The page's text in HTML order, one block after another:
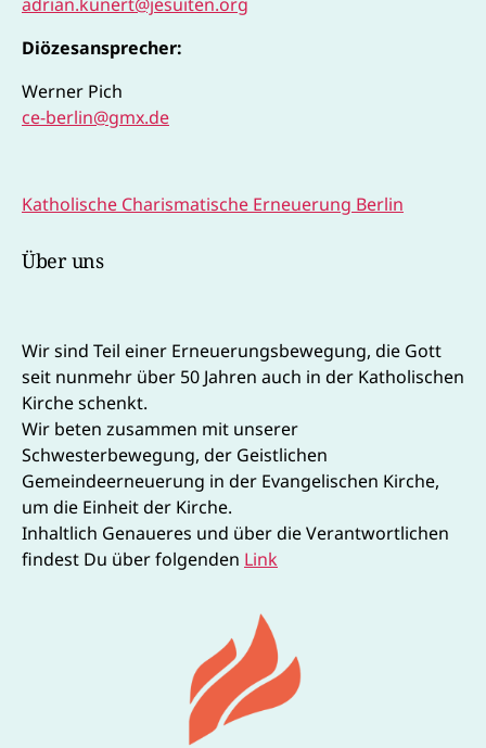
Diözesansprecher:
Werner Pich
ce-berlin@gmx.de
Katholische Charismatische Erneuerung Berlin
Über uns
Wir sind Teil einer Erneuerungsbewegung, die Gott
seit nunmehr über 50 Jahren auch in der Katholischen
Kirche schenkt.
Wir beten zusammen mit unserer
Schwesterbewegung, der Geistlichen
Gemeindeerneuerung in der Evangelischen Kirche,
um die Einheit der Kirche.
Inhaltlich Genaueres und über die Verantwortlichen
findest Du über folgenden Link